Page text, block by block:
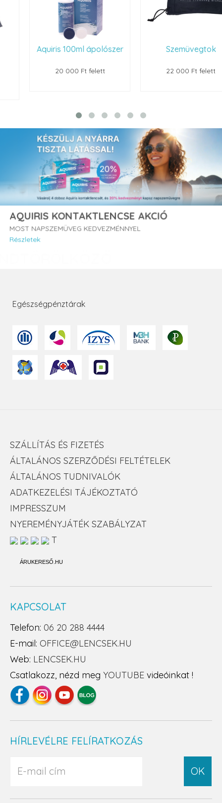
Aquiris 100ml ápolószer
20 000 Ft felett
Szemüvegtok
22 000 Ft felett
AQUIRIS KONTAKTLENCSE AKCIÓ
MOST NAPSZEMÜVEG KEDVEZMÉNNYEL
Részletek
Egészségpénztárak
SZÁLLÍTÁS ÉS FIZETÉS
ÁLTALÁNOS SZERZŐDÉSI FELTÉTELEK
ÁLTALÁNOS TUDNIVALÓK
ADATKEZELÉSI TÁJÉKOZTATÓ
IMPRESSZUM
NYEREMÉNYJÁTÉK SZABÁLYZAT
T
ÁRUKERESŐ.HU
KAPCSOLAT
Telefon: 06 20 288 4444
E-mail: OFFICE@LENCSEK.HU
Web: LENCSEK.HU
Csatlakozz, nézd meg YOUTUBE videóinkat !
HÍRLEVÉLRE FELÍRATKOZÁS
OK